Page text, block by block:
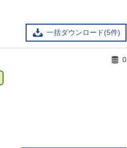
一括ダウンロード(5件)
0